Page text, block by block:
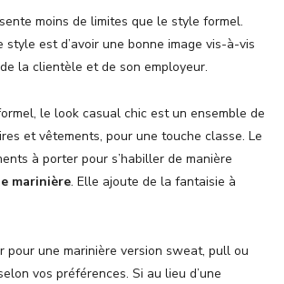
moins de limites que le style formel.
style est d’avoir une bonne image vis-à-vis
la clientèle et de son employeur.
le look casual chic est un ensemble de
et vêtements, pour une touche classe. Le
à porter pour s’habiller de manière
marinière. Elle ajoute de la fantaisie à
pour une marinière version sweat, pull ou
vos préférences. Si au lieu d’une